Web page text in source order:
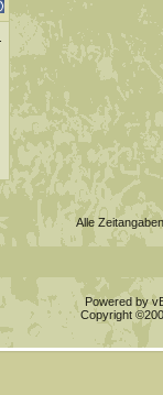
Alle
Powered by
Copyright